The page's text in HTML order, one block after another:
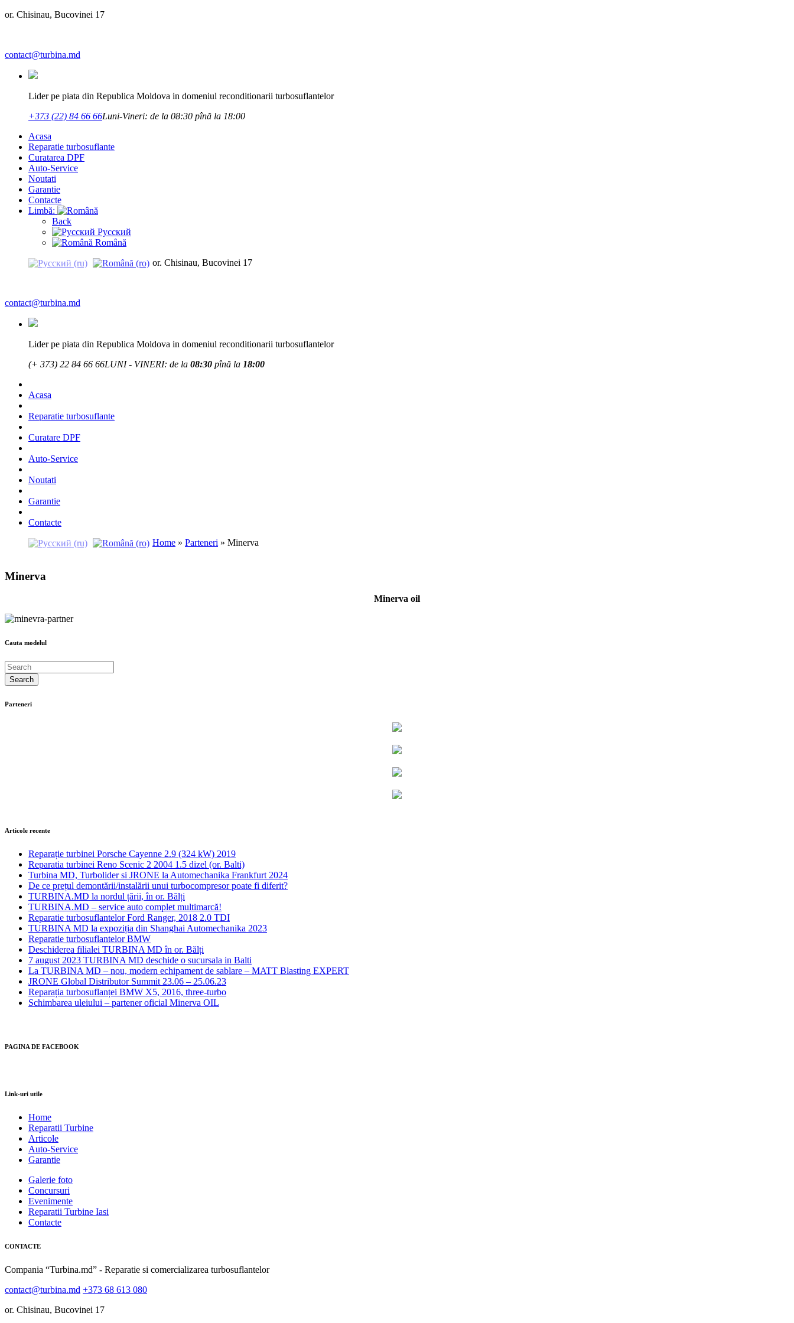
or. Chisinau, Bucovinei 17
contact@turbina.md
Lider pe piata din Republica Moldova in domeniul reconditionarii turbosuflantelor
+373 (22) 84 66 66Luni-Vineri: de la 08:30 pînă la 18:00
Acasa
Reparatie turbosuflante
Curatarea DPF
Auto-Service
Noutati
Garantie
Contacte
Limbă:
Back
Русский
Română
or. Chisinau, Bucovinei 17
contact@turbina.md
Lider pe piata din Republica Moldova in domeniul reconditionarii turbosuflantelor
(+ 373) 22 84 66 66LUNI - VINERI: de la 08:30 pînă la 18:00
Acasa
Reparatie turbosuflante
Curatare DPF
Auto-Service
Noutati
Garantie
Contacte
Home » Parteneri » Minerva
Minerva
Minerva oil
Cauta modelul
Parteneri
Articole recente
Reparație turbinei Porsche Cayenne 2.9 (324 kW) 2019
Reparatia turbinei Reno Scenic 2 2004 1.5 dizel (or. Balti)
Turbina MD, Turbolider si JRONE la Automechanika Frankfurt 2024
De ce prețul demontării/instalării unui turbocompresor poate fi diferit?
TURBINA.MD la nordul țării, în or. Bălți
TURBINA.MD – service auto complet multimarcă!
Reparatie turbosuflantelor Ford Ranger, 2018 2.0 TDI
TURBINA MD la expoziția din Shanghai Automechanika 2023
Reparatie turbosuflantelor BMW
Deschiderea filialei TURBINA MD în or. Bălți
7 august 2023 TURBINA MD deschide o sucursala in Balti
La TURBINA MD – nou, modern echipament de sablare – MATT Blasting EXPERT
JRONE Global Distributor Summit 23.06 – 25.06.23
Reparația turbosuflanței BMW X5, 2016, three-turbo
Schimbarea uleiului – partener oficial Minerva OIL
PAGINA DE FACEBOOK
Link-uri utile
Home
Reparatii Turbine
Articole
Auto-Service
Garantie
Galerie foto
Concursuri
Evenimente
Reparatii Turbine Iasi
Contacte
CONTACTE
Compania “Turbina.md” - Reparatie si comercializarea turbosuflantelor
contact@turbina.md +373 68 613 080
or. Chisinau, Bucovinei 17